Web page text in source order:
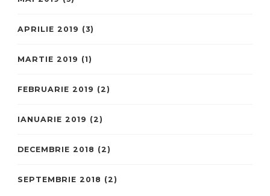
APRILIE 2019 (3)
MARTIE 2019 (1)
FEBRUARIE 2019 (2)
IANUARIE 2019 (2)
DECEMBRIE 2018 (2)
SEPTEMBRIE 2018 (2)